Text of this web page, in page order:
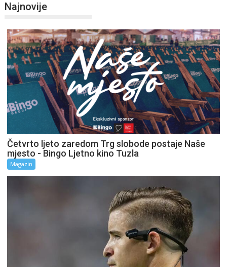
Najnovije
Četvrto ljeto zaredom Trg slobode postaje Naše
mjesto - Bingo Ljetno kino Tuzla
Magazin